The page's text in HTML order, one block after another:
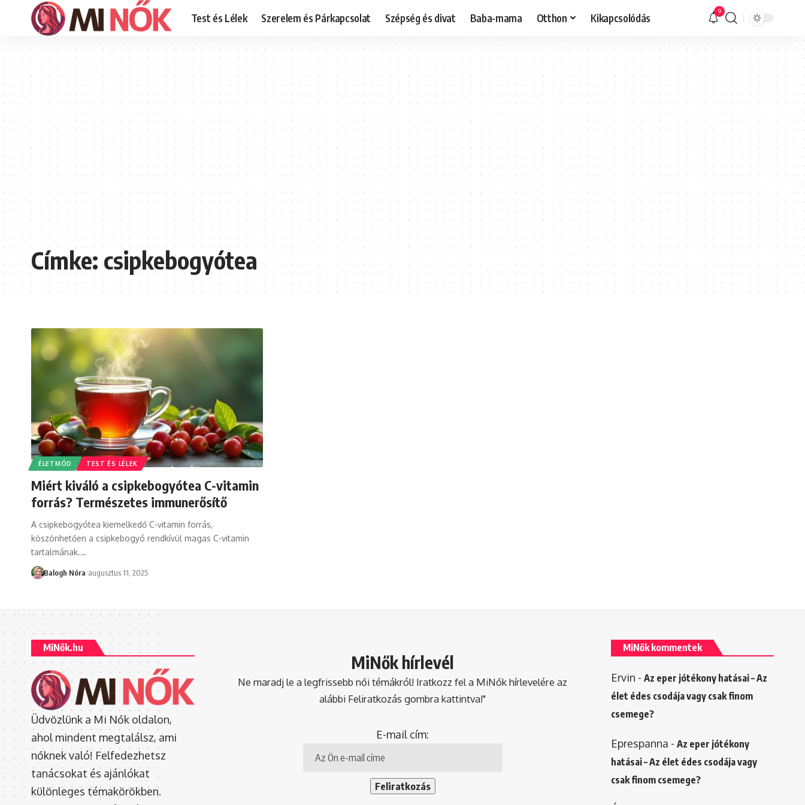
Test és Lélek Szerelem és Párkapcsolat Szépség és divat Baba-mama Otthon Kikapcsolódás 9
Címke:csipkebogyótea
ÉLETMÓD TEST ÉS LÉLEK
Miért kiváló a csipkebogyótea C-vitamin
forrás? Természetes immunerősítő
A csipkebogyótea kiemelkedő C-vitamin forrás,
köszönhetően a csipkebogyó rendkívül magas C-vitamin
tartalmának.…
Balogh Nóra augusztus 11, 2025
MiNők.hu
Üdvözlünk a Mi Nők oldalon,
ahol mindent megtalálsz, ami
nőknek való! Felfedezhetsz
tanácsokat és ajánlókat
különleges témakörökben.
MiNők hírlevél
Ne maradj le a legfrissebb női témákról! Iratkozz fel a MiNők hírlevelére az
alábbi Feliratkozás gombra kattintva!"
E-mail cím:
MiNők kommentek
Ervin - Az eper jótékony hatásai – Az
élet édes csodája vagy csak finom
csemege?
Eprespanna - Az eper jótékony
hatásai – Az élet édes csodája vagy
csak finom csemege?